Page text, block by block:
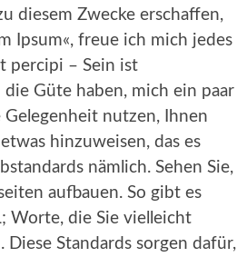
diesem Zwecke erschaffen,
Ipsum«, freue ich mich jedes
percipi – Sein ist
Güte haben, mich ein paar
nutzen, Ihnen
hinzuweisen, das es
nämlich. Sehen Sie,
aufbauen. So gibt es
Worte, die Sie vielleicht
Standards sorgen dafür,